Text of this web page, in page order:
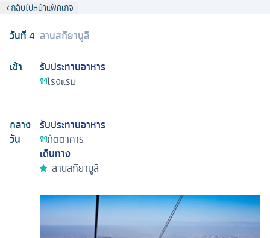
กลับไปหน้าแพ็คเกจ
วันที่4 ลานสกียาบูลิ
เช้า
รับประทานอาหาร
โรงแรม
กลาง
วัน
รับประทานอาหาร
ภัตตาคาร
เดินทาง
ลานสกียาบูลิ